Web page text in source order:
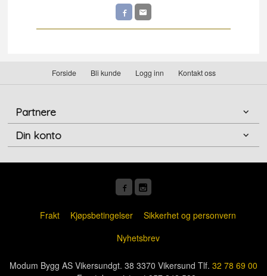
Forside Bli kunde Logg inn Kontakt oss
Partnere
Din konto
Frakt Kjøpsbetingelser
Sikkerhet og personvern
Nyhetsbrev
Modum Bygg AS Vikersundgt. 38 3370 Vikersund Tlf. 32 78 69 00